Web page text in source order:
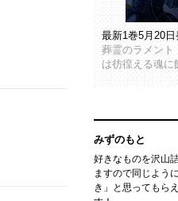
最新1巻5月20日
葬霊のラメン
は彷徨える魂に
みずのもと
好きなものを沢山
ますので同じよう
き」と思ってもら